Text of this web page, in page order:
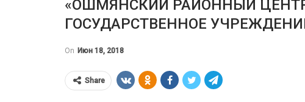
«ОШМЯНСКИЙ РАЙОННЫЙ
ГОСУДАРСТВЕННОЕ
On Июн 18, 2018
Share